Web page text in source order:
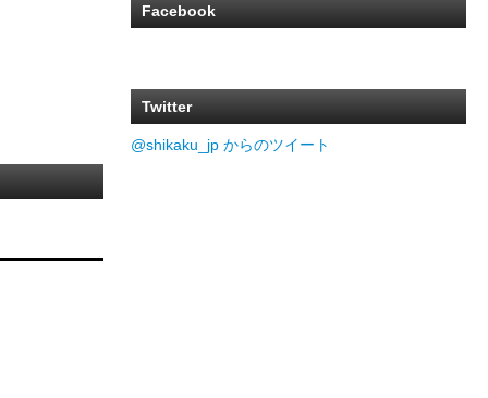
Facebook
Twitter
@shikaku_jp からのツイート